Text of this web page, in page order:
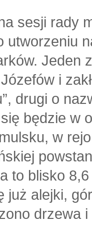
sesji rady
utworzeniu
Jeden
i
drugi o
będzie w
w
to blisko
już alejki,
drzewa